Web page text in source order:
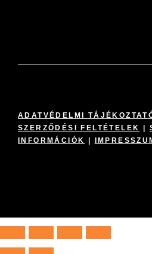
ADATVÉDELMI
SZERZŐDÉSI FELTÉTELEK
INFORMÁCIÓK